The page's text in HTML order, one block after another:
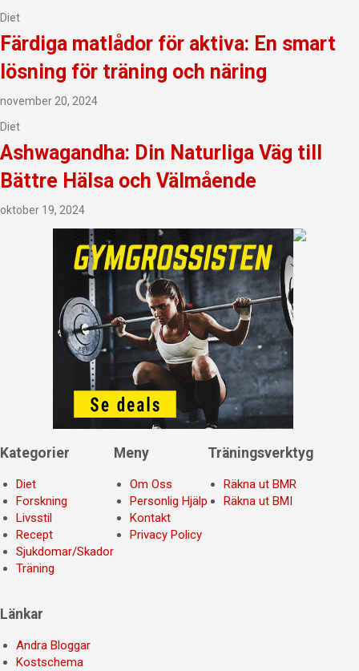
Diet
Färdiga matlådor för aktiva: En smart
lösning för träning och näring
november 20, 2024
Diet
Ashwagandha: Din Naturliga Väg till
Bättre Hälsa och Välmående
oktober 19, 2024
Kategorier
Diet
Forskning
Livsstil
Recept
Sjukdomar/Skador
Träning
Meny
Om Oss
Personlig Hjälp
Kontakt
Privacy Policy
Träningsverktyg
Räkna ut BMR
Räkna ut BMI
Länkar
Andra Bloggar
Kostschema